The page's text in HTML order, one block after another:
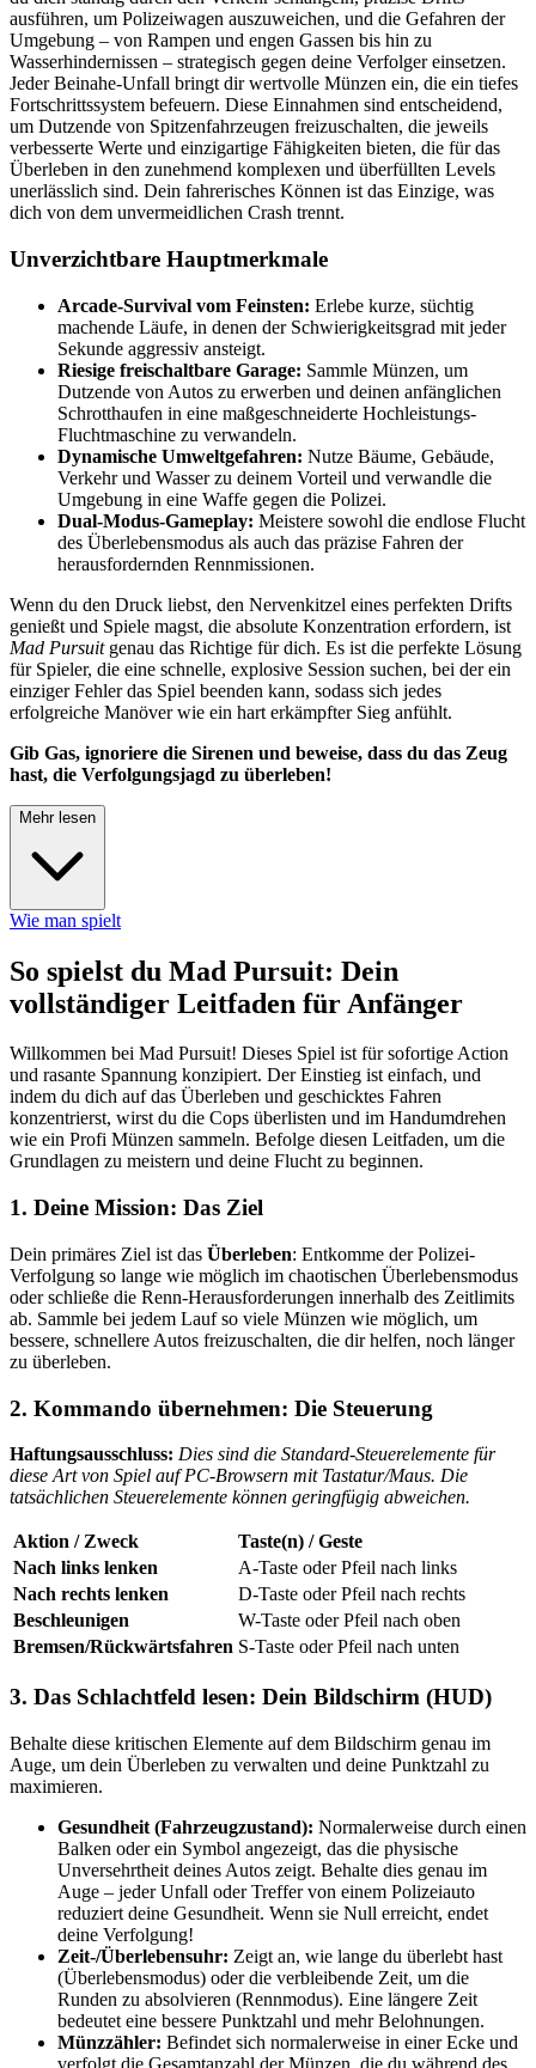
ausführen, um Polizeiwagen auszuweichen, und die Gefahren der
Umgebung – von Rampen und engen Gassen bis hin zu
Wasserhindernissen – strategisch gegen deine Verfolger einsetzen.
Jeder Beinahe-Unfall bringt dir wertvolle Münzen ein, die ein tiefes
Fortschrittssystem befeuern. Diese Einnahmen sind entscheidend,
um Dutzende von Spitzenfahrzeugen freizuschalten, die jeweils
verbesserte Werte und einzigartige Fähigkeiten bieten, die für das
Überleben in den zunehmend komplexen und überfüllten Levels
unerlässlich sind. Dein fahrerisches Können ist das Einzige, was
dich von dem unvermeidlichen Crash trennt.
Unverzichtbare Hauptmerkmale
Arcade-Survival vom Feinsten: Erlebe kurze, süchtig
machende Läufe, in denen der Schwierigkeitsgrad mit jeder
Sekunde aggressiv ansteigt.
Riesige freischaltbare Garage: Sammle Münzen, um
Dutzende von Autos zu erwerben und deinen anfänglichen
Schrotthaufen in eine maßgeschneiderte Hochleistungs-
Fluchtmaschine zu verwandeln.
Dynamische Umweltgefahren: Nutze Bäume, Gebäude,
Verkehr und Wasser zu deinem Vorteil und verwandle die
Umgebung in eine Waffe gegen die Polizei.
Dual-Modus-Gameplay: Meistere sowohl die endlose Flucht
des Überlebensmodus als auch das präzise Fahren der
herausfordernden Rennmissionen.
Wenn du den Druck liebst, den Nervenkitzel eines perfekten Drifts
genießt und Spiele magst, die absolute Konzentration erfordern, ist
Mad Pursuitgenau das Richtige für dich. Es ist die perfekte Lösung
für Spieler, die eine schnelle, explosive Session suchen, bei der ein
einziger Fehler das Spiel beenden kann, sodass sich jedes
erfolgreiche Manöver wie ein hart erkämpfter Sieg anfühlt.
Gib Gas, ignoriere die Sirenen und beweise, dass du das Zeug
hast, die Verfolgungsjagd zu überleben!
Mehr lesen
Wie man spielt
So spielst du Mad Pursuit: Dein
vollständiger Leitfaden für Anfänger
Willkommen bei Mad Pursuit! Dieses Spiel ist für sofortige Action
und rasante Spannung konzipiert. Der Einstieg ist einfach, und
indem du dich auf das Überleben und geschicktes Fahren
konzentrierst, wirst du die Cops überlisten und im Handumdrehen
wie ein Profi Münzen sammeln. Befolge diesen Leitfaden, um die
Grundlagen zu meistern und deine Flucht zu beginnen.
1. Deine Mission: Das Ziel
Dein primäres Ziel ist das Überleben: Entkomme der Polizei-
Verfolgung so lange wie möglich im chaotischen Überlebensmodus
oder schließe die Renn-Herausforderungen innerhalb des Zeitlimits
ab. Sammle bei jedem Lauf so viele Münzen wie möglich, um
bessere, schnellere Autos freizuschalten, die dir helfen, noch länger
zu überleben.
2. Kommando übernehmen: Die Steuerung
Haftungsausschluss: Dies sind die Standard-Steuerelemente für
diese Art von Spiel auf PC-Browsern mit Tastatur/Maus. Die
tatsächlichen Steuerelemente können geringfügig abweichen.
Aktion / Zweck
Taste(n) / Geste
Nach links lenken
A-Taste oder Pfeil nach links
Nach rechts lenken
D-Taste oder Pfeil nach rechts
Beschleunigen
W-Taste oder Pfeil nach oben
Bremsen/Rückwärtsfahren S-Taste oder Pfeil nach unten
3. Das Schlachtfeld lesen: Dein Bildschirm (HUD)
Behalte diese kritischen Elemente auf dem Bildschirm genau im
Auge, um dein Überleben zu verwalten und deine Punktzahl zu
maximieren.
Gesundheit (Fahrzeugzustand): Normalerweise durch einen
Balken oder ein Symbol angezeigt, das die physische
Unversehrtheit deines Autos zeigt. Behalte dies genau im
Auge – jeder Unfall oder Treffer von einem Polizeiauto
reduziert deine Gesundheit. Wenn sie Null erreicht, endet
deine Verfolgung!
Zeit-/Überlebensuhr: Zeigt an, wie lange du überlebt hast
(Überlebensmodus) oder die verbleibende Zeit, um die
Runden zu absolvieren (Rennmodus). Eine längere Zeit
bedeutet eine bessere Punktzahl und mehr Belohnungen.
Münzzähler: Befindet sich normalerweise in einer Ecke und
verfolgt die Gesamtanzahl der Münzen, die du während des